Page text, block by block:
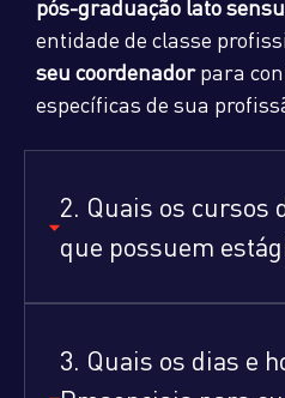
pós-graduação lato sensu
entidade de classe
seu coordenadorpara
específicas de sua
2. Quais os cursos
que possuem
3. Quais os dias e